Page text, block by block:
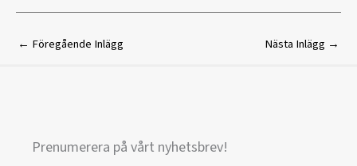
← Föregående Inlägg Nästa Inlägg →
Prenumerera på vårt nyhetsbrev!